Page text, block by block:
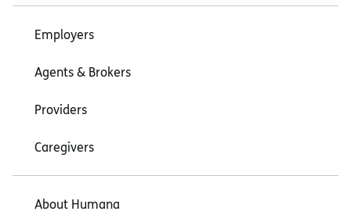
Employers
Agents & Brokers
Providers
Caregivers
About Humana